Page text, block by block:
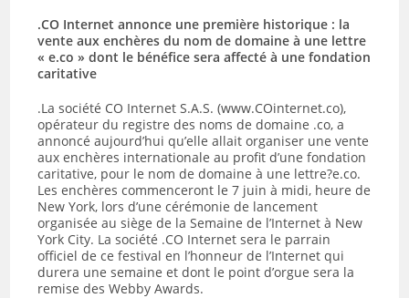
.CO Internet annonce une première historique : la
vente aux enchères du nom de domaine à une lettre
« e.co » dont le bénéfice sera affecté à une fondation
caritative
.La société CO Internet S.A.S. (www.COinternet.co),
opérateur du registre des noms de domaine .co, a
annoncé aujourd’hui qu’elle allait organiser une vente
aux enchères internationale au profit d’une fondation
caritative, pour le nom de domaine à une lettre?e.co.
Les enchères commenceront le 7 juin à midi, heure de
New York, lors d’une cérémonie de lancement
organisée au siège de la Semaine de l’Internet à New
York City. La société .CO Internet sera le parrain
officiel de ce festival en l’honneur de l’Internet qui
durera une semaine et dont le point d’orgue sera la
remise des Webby Awards.